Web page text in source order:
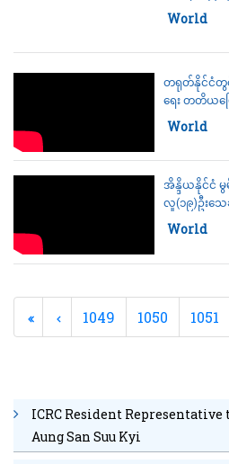
ကြောင်း လေ့
Category:
World
တရုတ်နိုင်ငံတွ
ရေး တတိယ
Category:
World
အိန္ဒိယနိုင်ငံ
လူ(၁၉)ဦးသ
Category:
World
1049 1050 1051
ICRC Resident
Aung San Suu Kyi